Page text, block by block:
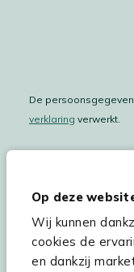
Op deze
Wij kunnen
cookies de
en dankzij
De
verklaring verwerkt.
Hulp & service
Assortiment
Kees Smit